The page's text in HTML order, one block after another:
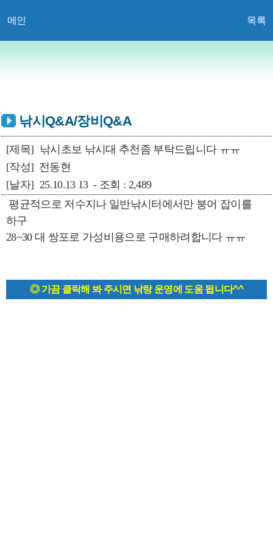
메인 목록
낚시Q&A/장비Q&A
[제목] 낚시초보 낚시대 추천좀 부탁드립니다 ㅠㅠ
[작성] 전동현
[날자] 25.10.13 13 - 조회 : 2,489
평균적으로 저수지나 일반낚시터에서만 붕어 잡이를
하구
28~30 대 쌍포로 가성비용으로 구매하려합니다 ㅠㅠ
◎ 가끔 클릭해 봐 주시면 낚랑 운영에 도움 됩니다^^